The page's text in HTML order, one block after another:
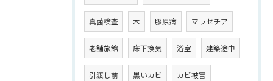
真菌検査 木 膠原病 マラセチア
老舗旅館 床下換気 浴室 建築途中
引渡し前 黒いカビ カビ被害